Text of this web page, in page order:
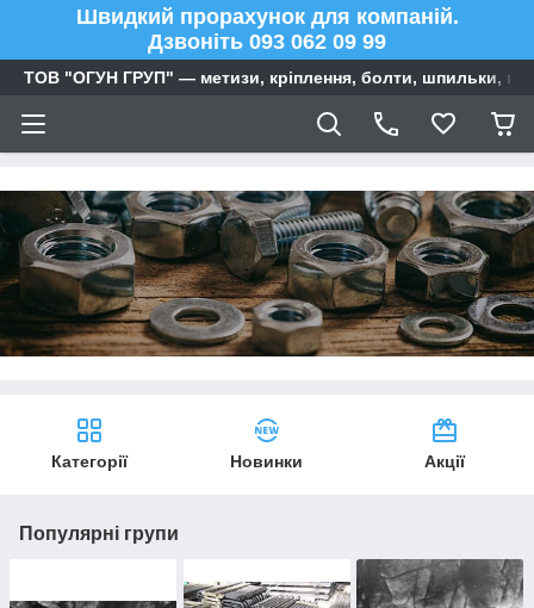
Швидкий прорахунок для компаній.
Дзвоніть 093 062 09 99
ТОВ "ОГУН ГРУП" — метизи, кріплення, болти, шпильки,
Категорії Новинки Акції
Популярні групи